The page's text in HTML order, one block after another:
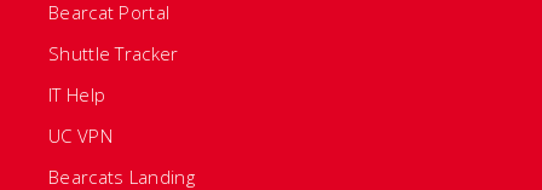
Bearcat Portal
Shuttle Tracker
IT Help
UC VPN
Bearcats Landing